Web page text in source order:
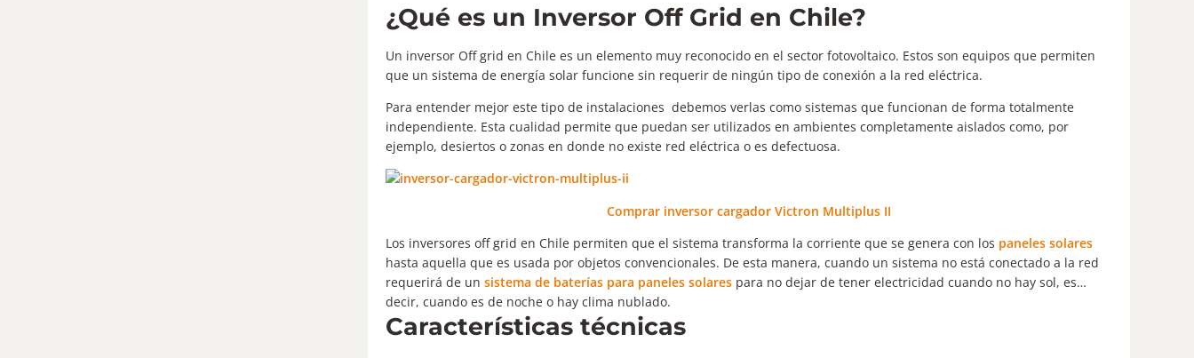
¿Qué es un Inversor Off Grid en Chile?
Un inversor Off grid en Chile es un elemento muy reconocido en el sector fotovoltaico. Estos son equipos que permiten
que un sistema de energía solar funcione sin requerir de ningún tipo de conexión a la red eléctrica.
Para entender mejor este tipo de instalaciones debemos verlas como sistemas que funcionan de forma totalmente
independiente. Esta cualidad permite que puedan ser utilizados en ambientes completamente aislados como, por
ejemplo, desiertos o zonas en donde no existe red eléctrica o es defectuosa.
Comprar inversor cargador Victron Multiplus II
Los inversores off grid en Chile permiten que el sistema transforma la corriente que se genera con los paneles solares
hasta aquella que es usada por objetos convencionales. De esta manera, cuando un sistema no está conectado a la red
requerirá de un sistema de baterías para paneles solares para no dejar de tener electricidad cuando no hay sol, es
decir, cuando es de noche o hay clima nublado.
Características técnicas